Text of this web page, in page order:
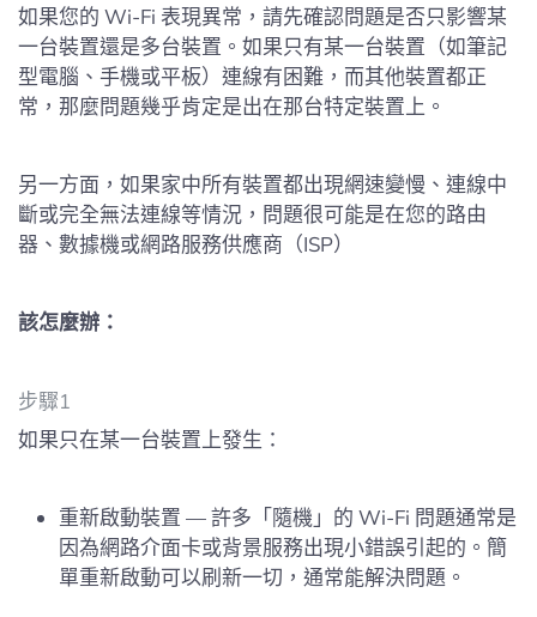
如果您的 Wi-Fi 表現異常，請先確認問題是否只影響某
一台裝置還是多台裝置。如果只有某一台裝置（如筆記
型電腦、手機或平板）連線有困難，而其他裝置都正
常，那麼問題幾乎肯定是出在那台特定裝置上。
另一方面，如果家中所有裝置都出現網速變慢、連線中
斷或完全無法連線等情況，問題很可能是在您的路由
器、數據機或網路服務供應商（ISP）
該怎麼辦：
步驟1
如果只在某一台裝置上發生：
重新啟動裝置 — 許多「隨機」的 Wi-Fi 問題通常是
因為網路介面卡或背景服務出現小錯誤引起的。簡
單重新啟動可以刷新一切，通常能解決問題。